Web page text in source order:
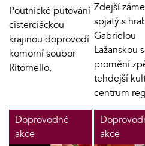
Poutnické putování
cisterciáckou
krajinou doprovodí
komorní soubor
Ritornello.
Zdejší
spjatý s
Gabrielou
Lažanskou
promění
tehdejší
centrum
Doprovodné
akce
akce